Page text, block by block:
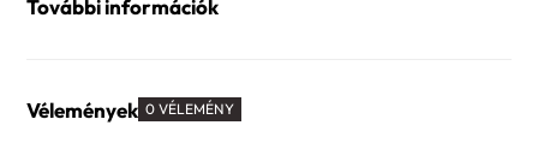
További információk
Vélemények 0 VÉLEMÉNY